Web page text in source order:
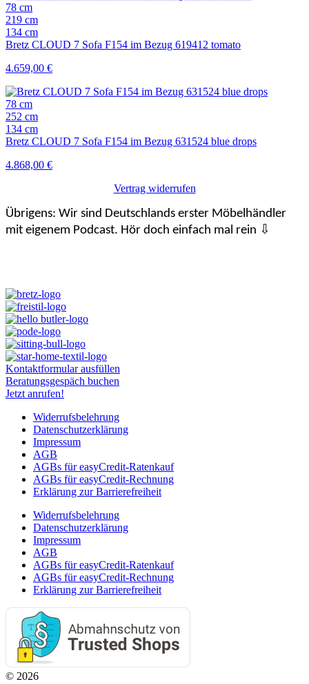
78 cm
219 cm
134 cm
Bretz CLOUD 7 Sofa F154 im Bezug 619412 tomato
4.659,00 €
78 cm
252 cm
134 cm
Bretz CLOUD 7 Sofa F154 im Bezug 631524 blue drops
4.868,00 €
Vertrag widerrufen
Übrigens: Wir sind Deutschlands erster Möbelhändler
mit eigenem Podcast. Hör doch einfach mal rein ⇩
Kontaktformular ausfüllen
Beratungsgespäch buchen
Jetzt anrufen!
Widerrufsbelehrung
Datenschutzerklärung
Impressum
AGB
AGBs für easyCredit-Ratenkauf
AGBs für easyCredit-Rechnung
Erklärung zur Barrierefreiheit
Widerrufsbelehrung
Datenschutzerklärung
Impressum
AGB
AGBs für easyCredit-Ratenkauf
AGBs für easyCredit-Rechnung
Erklärung zur Barrierefreiheit
© 2026